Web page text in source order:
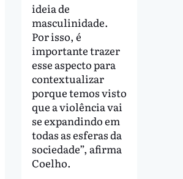
ideia de
masculinidade.
Por isso, é
importante trazer
esse aspecto para
contextualizar
porque temos visto
que a violência vai
se expandindo em
todas as esferas da
sociedade”, afirma
Coelho.